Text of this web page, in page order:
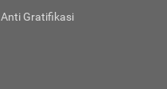
Anti Gratifikasi